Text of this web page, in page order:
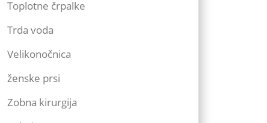
Toplotne črpalke
Trda voda
Velikonočnica
ženske prsi
Zobna kirurgija